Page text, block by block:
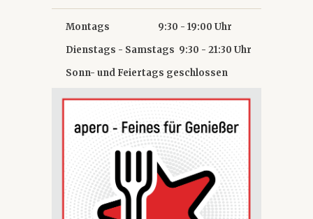
Montags 9:30 - 19:00 Uhr
Dienstags - Samstags 9:30 - 21:30 Uhr
Sonn- und Feiertags geschlossen